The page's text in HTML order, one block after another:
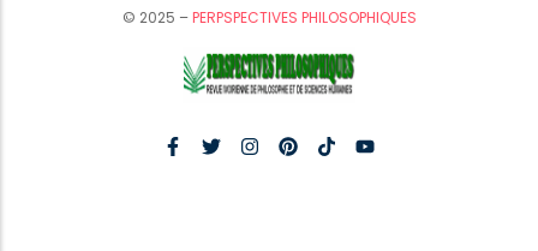
© 2025 –PERPSPECTIVES PHILOSOPHIQUES